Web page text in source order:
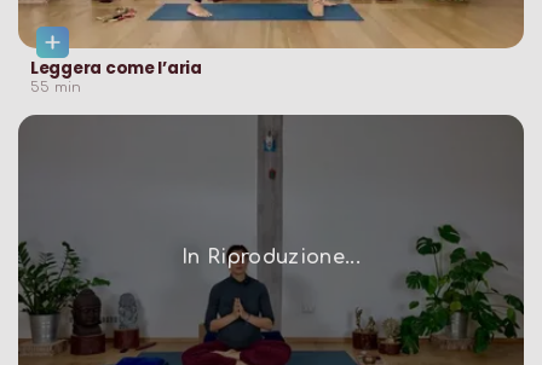
Leggera come l’aria
55 min
In Riproduzione...